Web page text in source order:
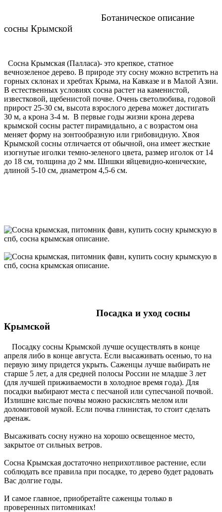
Ботаническое описание
сосны Крымской
Сосна Крымская (Палласа)- это крепкое, статное
вечнозеленое дерево. В природе эту сосну можно встретить на
горных склонах и хребтах Крыма, на Кавказе и в Малой Азии.
В естественных условиях сосна растет на каменистой,
известковой, щебенистой почве. Очень светолюбива, годовой
прирост 25-30 см, высота взрослого дерева может достигать
30 м, а крона 3-4 м. В первые годы жизни крона дерева
крымской сосны растет пирамидально, а с возрастом она
меняет форму на зонтообразную или грибовидную. Хвоя
Крымской сосны отличается от обычной, она имеет жесткие
изогнутые иголки темно-зеленого цвета, размер иголок от 14
до 18 см, толщина до 2 мм. Шишки яйцевидно-конические,
длиной 5-10 см, диаметром 4,5-6 см.
Посадка и уход сосны
Крымской
Посадку сосны Крымской лучше осуществлять в конце
апреля либо в конце августа. Если высаживать осенью, то на
первую зиму придется укрыть. Саженцы лучше выбирать не
старше 5 лет, а для средней полосы России не младше 3 лет
(для лучшей приживаемости в холодное время года). Для
посадки выбирают места с песчаной или супесчаной почвой.
Излишне кислые почвы можно раскислять мелом или
доломитовой мукой. Если почва глинистая, то стоит сделать
дренаж.
Высаживать сосну нужно на хорошо освещенное место,
закрытое от сильных ветров.
Сосна Крымская достаточно неприхотливое растение, если
соблюдать все правила при посадке, то дерево будет радовать
Вас долгие годы.
И самое главное, приобретайте саженцы только в
проверенных питомниках!